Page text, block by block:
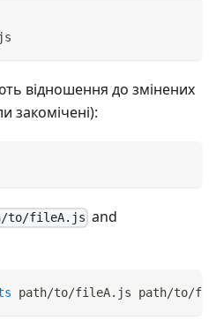
відношення до змінених
закомічені):
to/fileA.js and
path/to/fileA.js path/to/